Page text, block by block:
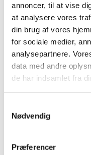
annoncer, til at vise
at analysere vores
din brug af vores
for sociale medier,
analysepartnere.
data med andre
de har indsamlet fra
Nødvendig
Præferencer